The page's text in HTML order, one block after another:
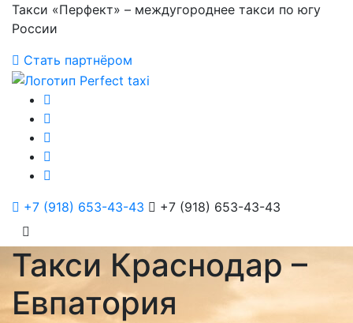
Такси «Перфект» – междугороднее такси по югу
России
Стать партнёром
+7 (918) 653-43-43 +7 (918) 653-43-43
Такси Краснодар –
Евпатория